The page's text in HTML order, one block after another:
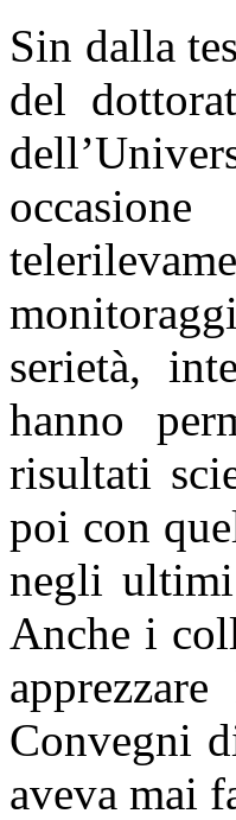
Sin dalla
del
serietà,
hanno
risultati
poi con
negli
Anche i
Convegni
aveva mai